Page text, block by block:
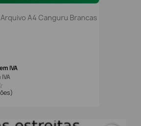
A4 Canguru Brancas
IVA